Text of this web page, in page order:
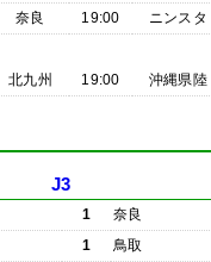
奈良 19:00
ニンスタ
北九州 19:00 沖縄県陸
J3
1
奈良
1
鳥取